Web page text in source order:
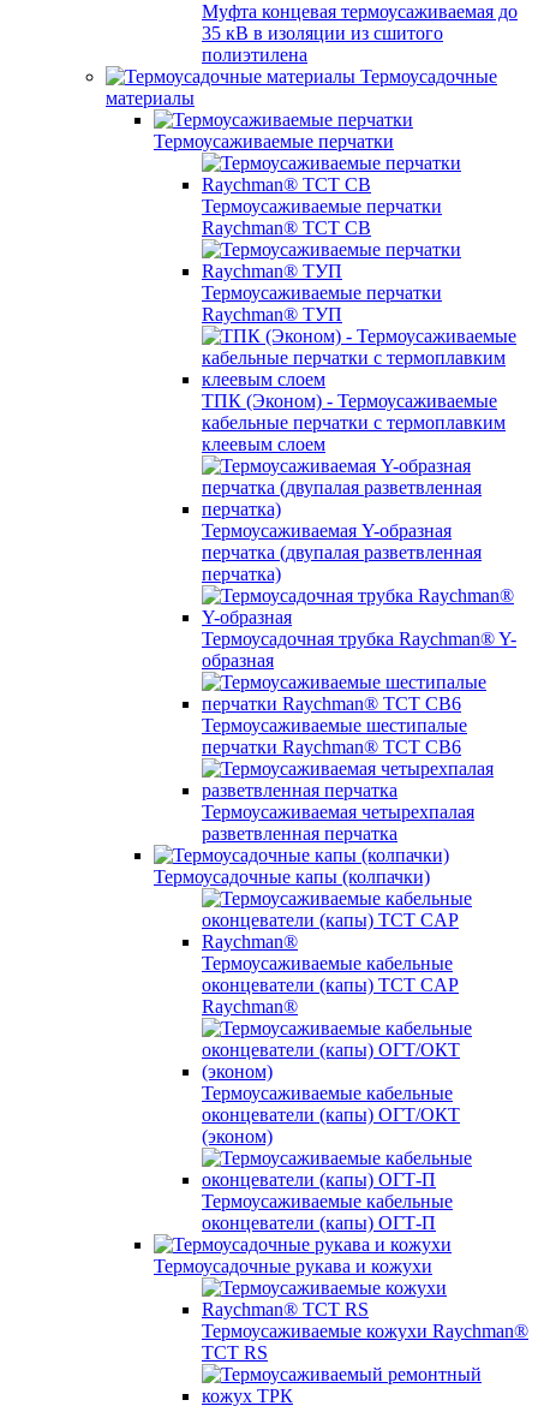
Муфта концевая термоусаживаемая до
35 кВ в изоляции из сшитого
полиэтилена
Термоусадочные
материалы
Термоусаживаемые перчатки
Термоусаживаемые перчатки
Raychman® TCT CB
Термоусаживаемые перчатки
Raychman® ТУП
ТПК (Эконом) - Термоусаживаемые
кабельные перчатки с термоплавким
клеевым слоем
Термоусаживаемая Y-образная
перчатка (двупалая разветвленная
перчатка)
Термоусадочная трубка Raychman® Y-
образная
Термоусаживаемые шестипалые
перчатки Raychman® ТСТ СВ6
Термоусаживаемая четырехпалая
разветвленная перчатка
Термоусадочные капы (колпачки)
Термоусаживаемые кабельные
оконцеватели (капы) ТCT CAP
Raychman®
Термоусаживаемые кабельные
оконцеватели (капы) ОГТ/ОКТ
(эконом)
Термоусаживаемые кабельные
оконцеватели (капы) ОГТ-П
Термоусадочные рукава и кожухи
Термоусаживаемые кожухи Raychman®
TCT RS